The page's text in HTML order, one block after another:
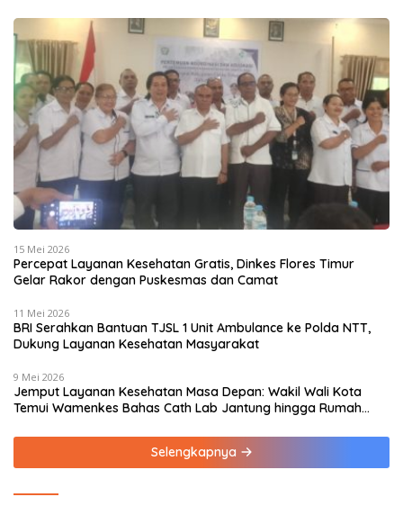
15 Mei 2026
Percepat Layanan Kesehatan Gratis, Dinkes Flores Timur
Gelar Rakor dengan Puskesmas dan Camat
11 Mei 2026
BRI Serahkan Bantuan TJSL 1 Unit Ambulance ke Polda NTT,
Dukung Layanan Kesehatan Masyarakat
9 Mei 2026
Jemput Layanan Kesehatan Masa Depan: Wakil Wali Kota
Temui Wamenkes Bahas Cath Lab Jantung hingga Rumah
Selengkapnya